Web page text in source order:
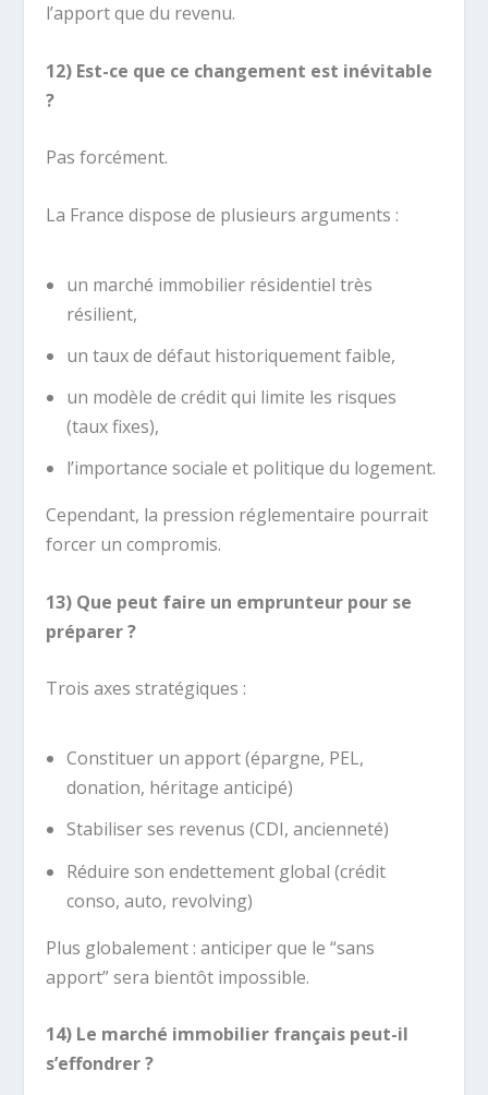
l’apport que du revenu.
12) Est-ce que ce changement est inévitable
?
Pas forcément.
La France dispose de plusieurs arguments :
un marché immobilier résidentiel très
résilient,
un taux de défaut historiquement faible,
un modèle de crédit qui limite les risques
(taux fixes),
l’importance sociale et politique du logement.
Cependant, la pression réglementaire pourrait
forcer un compromis.
13) Que peut faire un emprunteur pour se
préparer ?
Trois axes stratégiques :
Constituer un apport (épargne, PEL,
donation, héritage anticipé)
Stabiliser ses revenus (CDI, ancienneté)
Réduire son endettement global (crédit
conso, auto, revolving)
Plus globalement : anticiper que le “sans
apport” sera bientôt impossible.
14) Le marché immobilier français peut-il
s’effondrer ?